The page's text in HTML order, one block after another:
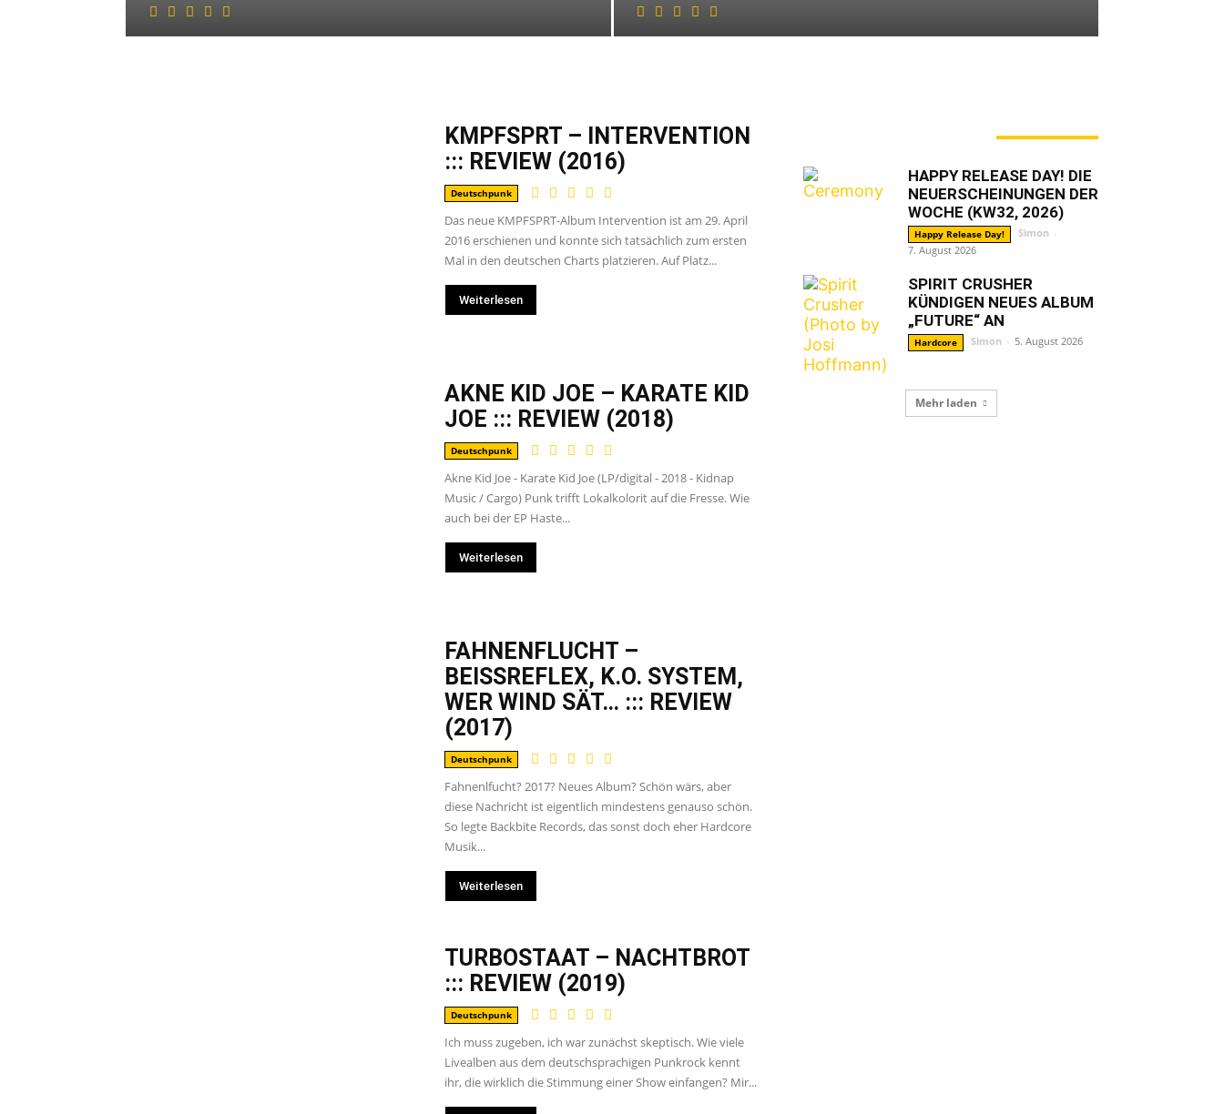
KMPFSPRT – INTERVENTION
::: REVIEW (2016)
Deutschpunk
Das neue KMPFSPRT-Album Intervention ist am 29. April
2016 erschienen und konnte sich tatsächlich zum ersten
Mal in den deutschen Charts platzieren. Auf Platz...
Weiterlesen
AKNE KID JOE – KARATE KID
JOE ::: REVIEW (2018)
Deutschpunk
Akne Kid Joe - Karate Kid Joe (LP/digital - 2018 - Kidnap
Music / Cargo) Punk trifft Lokalkolorit auf die Fresse. Wie
auch bei der EP Haste...
Weiterlesen
FAHNENFLUCHT –
BEISSREFLEX, K.O. SYSTEM,
WER WIND SÄT… ::: REVIEW
(2017)
Deutschpunk
Fahnenlfucht? 2017? Neues Album? Schön wärs, aber
diese Nachricht ist eigentlich mindestens genauso schön.
So legte Backbite Records, das sonst doch eher Hardcore
Musik...
Weiterlesen
TURBOSTAAT – NACHTBROT
::: REVIEW (2019)
Deutschpunk
Ich muss zugeben, ich war zunächst skeptisch. Wie viele
Livealben aus dem deutschsprachigen Punkrock kennt
ihr, die wirklich die Stimmung einer Show einfangen? Mir...
HAPPY RELEASE DAY! DIE
NEUERSCHEINUNGEN DER
WOCHE (KW32, 2026)
Happy Release Day! Simon -
7. August 2026
SPIRIT CRUSHER
KÜNDIGEN NEUES ALBUM
„FUTURE“ AN
Hardcore Simon - 5. August 2026
Mehr laden